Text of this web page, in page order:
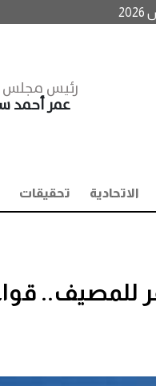
رئيس مجلس
عمر أحمد
الاتحادية تحقيقات
للمصيف..